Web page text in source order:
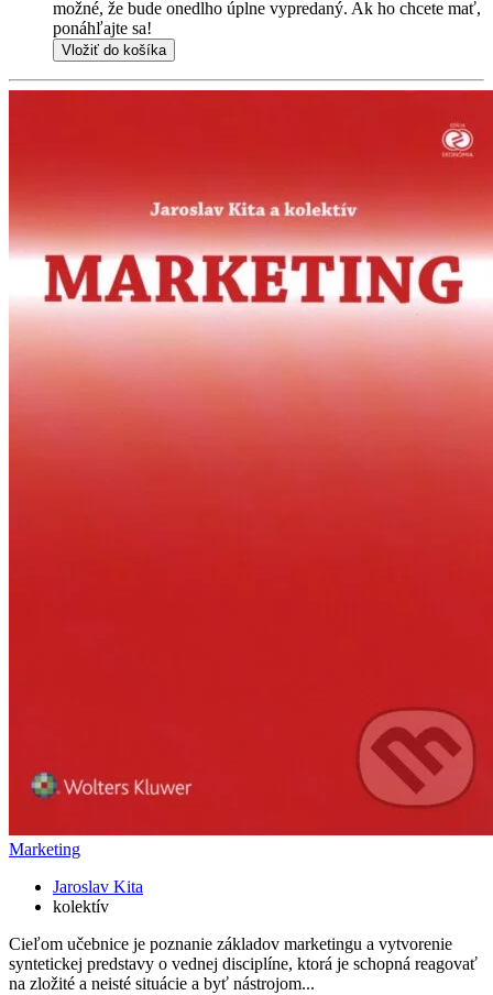
možné, že bude onedlho úplne vypredaný. Ak ho chcete mať,
ponáhľajte sa!
Vložiť do košíka
Marketing
Jaroslav Kita
kolektív
Cieľom učebnice je poznanie základov marketingu a vytvorenie
syntetickej predstavy o vednej disciplíne, ktorá je schopná reagovať
na zložité a neisté situácie a byť nástrojom...